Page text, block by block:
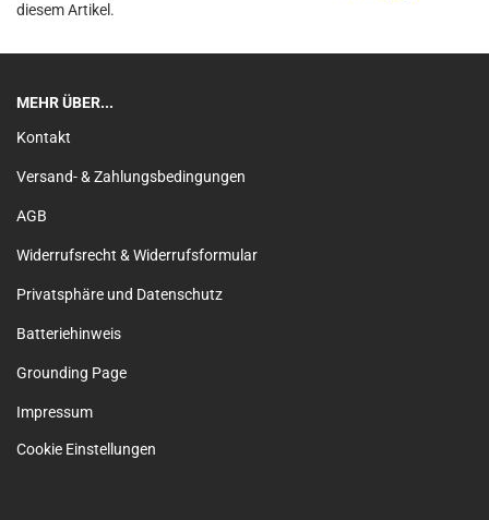
diesem Artikel.
MEHR ÜBER...
Kontakt
Versand- & Zahlungsbedingungen
AGB
Widerrufsrecht & Widerrufsformular
Privatsphäre und Datenschutz
Batteriehinweis
Grounding Page
Impressum
Cookie Einstellungen